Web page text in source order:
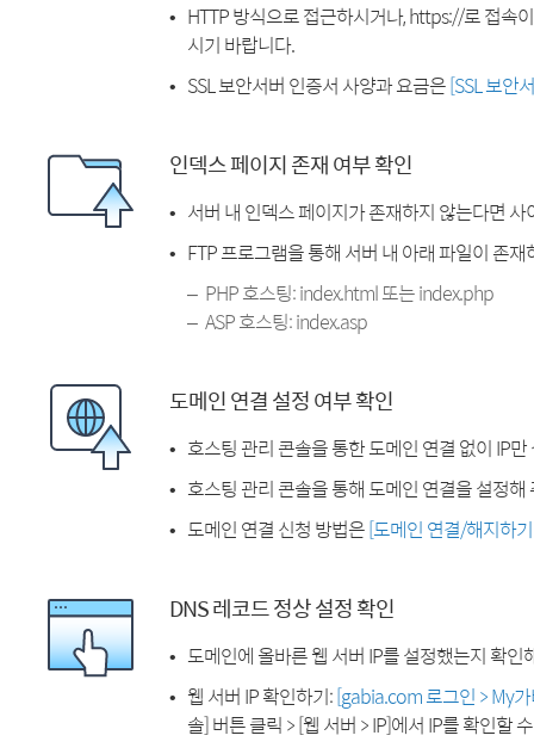
HTTP 방식으로 접근하시거나, https://로 접속
시기 바랍니다.
SSL 보안서버 인증서 사양과 요금은[SSL 보안
인덱스 페이지 존재 여부 확인
서버 내 인덱스 페이지가 존재하지 않는다면
FTP 프로그램을 통해 서버 내 아래 파일이 존
PHP 호스팅: index.html 또는 index.php
ASP 호스팅: index.asp
도메인 연결 설정 여부 확인
호스팅 관리 콘솔을 통한 도메인 연결 없이 IP
호스팅 관리 콘솔을 통해 도메인 연결을 설정해
도메인 연결 신청 방법은[도메인 연결/해지하
DNS 레코드 정상 설정 확인
도메인에 올바른 웹 서버 IP를 설정했는지 확인
웹 서버 IP 확인하기:[gabia.com 로그인 > My
솔] 버튼 클릭 > [웹 서버 > IP]에서 IP를 확인할